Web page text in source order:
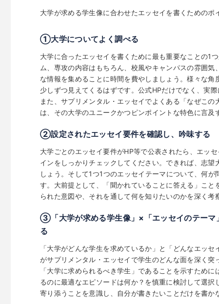
大学が求める学生像に合わせたエッセイを書くためのポ
①大学についてよく調べる
大学に合ったエッセイを書くために最も重要なことの1
ム、専攻の内容はもちろん、校風やキャンパスの雰囲
な情報を集めることに時間を費やしましょう。様々な
少しずつ見えてくるはずです。公式HPだけでなく、実
また、サプリメンタル・エッセイでよくある「なぜこ
は、その大学のユニークかつピンポイントな特色に言及
②設定されたエッセイ要件を確認し、吟味する
大学ごとのエッセイ要件がHP等で公表されたら、エッ
インをしっかりチェックしてください。できれば、志
しょう。そして1つ1つのエッセイテーマについて、何
す。大前提として、「聞かれていることに答える」こ
られた意図や、それを通して何を知りたいのかを深く考
③「大学が求める学生像」×「エッセイのテーマ
る
「大学がどんな学生を求めているか」と「どんなエッ
がサプリメンタル・エッセイで学生のどんな面を深く
「大学に求められるべき学生」であることを示すため
るのに最適なエピソードは何か？を慎重に検討して選
寄り添うことを意識し、自分が書きたいことだけを書か